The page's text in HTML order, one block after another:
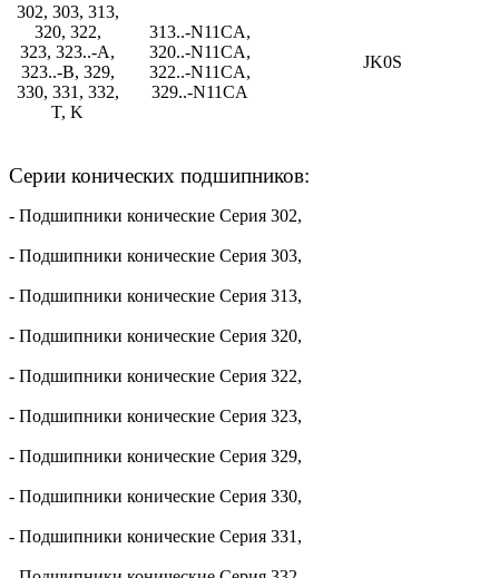
302, 303, 313,
320, 322,
323, 323..-A,
323..-B, 329,
330, 331, 332,
T, K
313..-N11CA,
320..-N11CA,
322..-N11CA,
329..-N11CA
JK0S
Серии конических подшипников:
- Подшипники конические Серия 302,
- Подшипники конические Серия 303,
- Подшипники конические Серия 313,
- Подшипники конические Серия 320,
- Подшипники конические Серия 322,
- Подшипники конические Серия 323,
- Подшипники конические Серия 329,
- Подшипники конические Серия 330,
- Подшипники конические Серия 331,